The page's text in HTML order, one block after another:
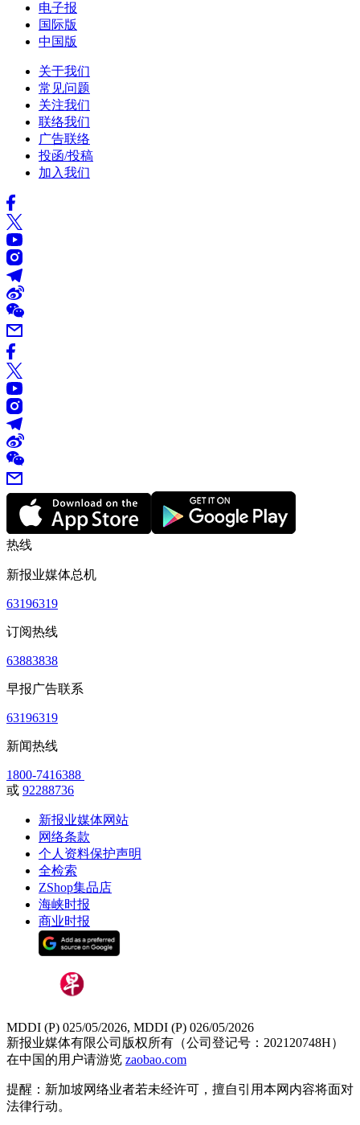
电子报
国际版
中国版
关于我们
常见问题
关注我们
联络我们
广告联络
投函/投稿
加入我们
热线
新报业媒体总机
63196319
订阅热线
63883838
早报广告联系
63196319
新闻热线
1800-7416388
或 92288736
新报业媒体网站
网络条款
个人资料保护声明
全检索
ZShop集品店
海峡时报
商业时报
MDDI (P) 025/05/2026, MDDI (P) 026/05/2026
新报业媒体有限公司版权所有（公司登记号：202120748H）
在中国的用户请游览 zaobao.com
提醒：新加坡网络业者若未经许可，擅自引用本网内容将面对
法律行动。